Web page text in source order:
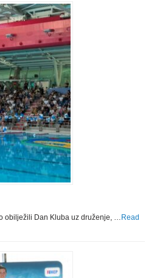
obilježili Dan Kluba uz druženje, … Read